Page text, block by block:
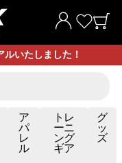
ルいたしました！
ア
パ
レ
ル
トレ
ーニ
ング
ギア
グ
ッ
ズ